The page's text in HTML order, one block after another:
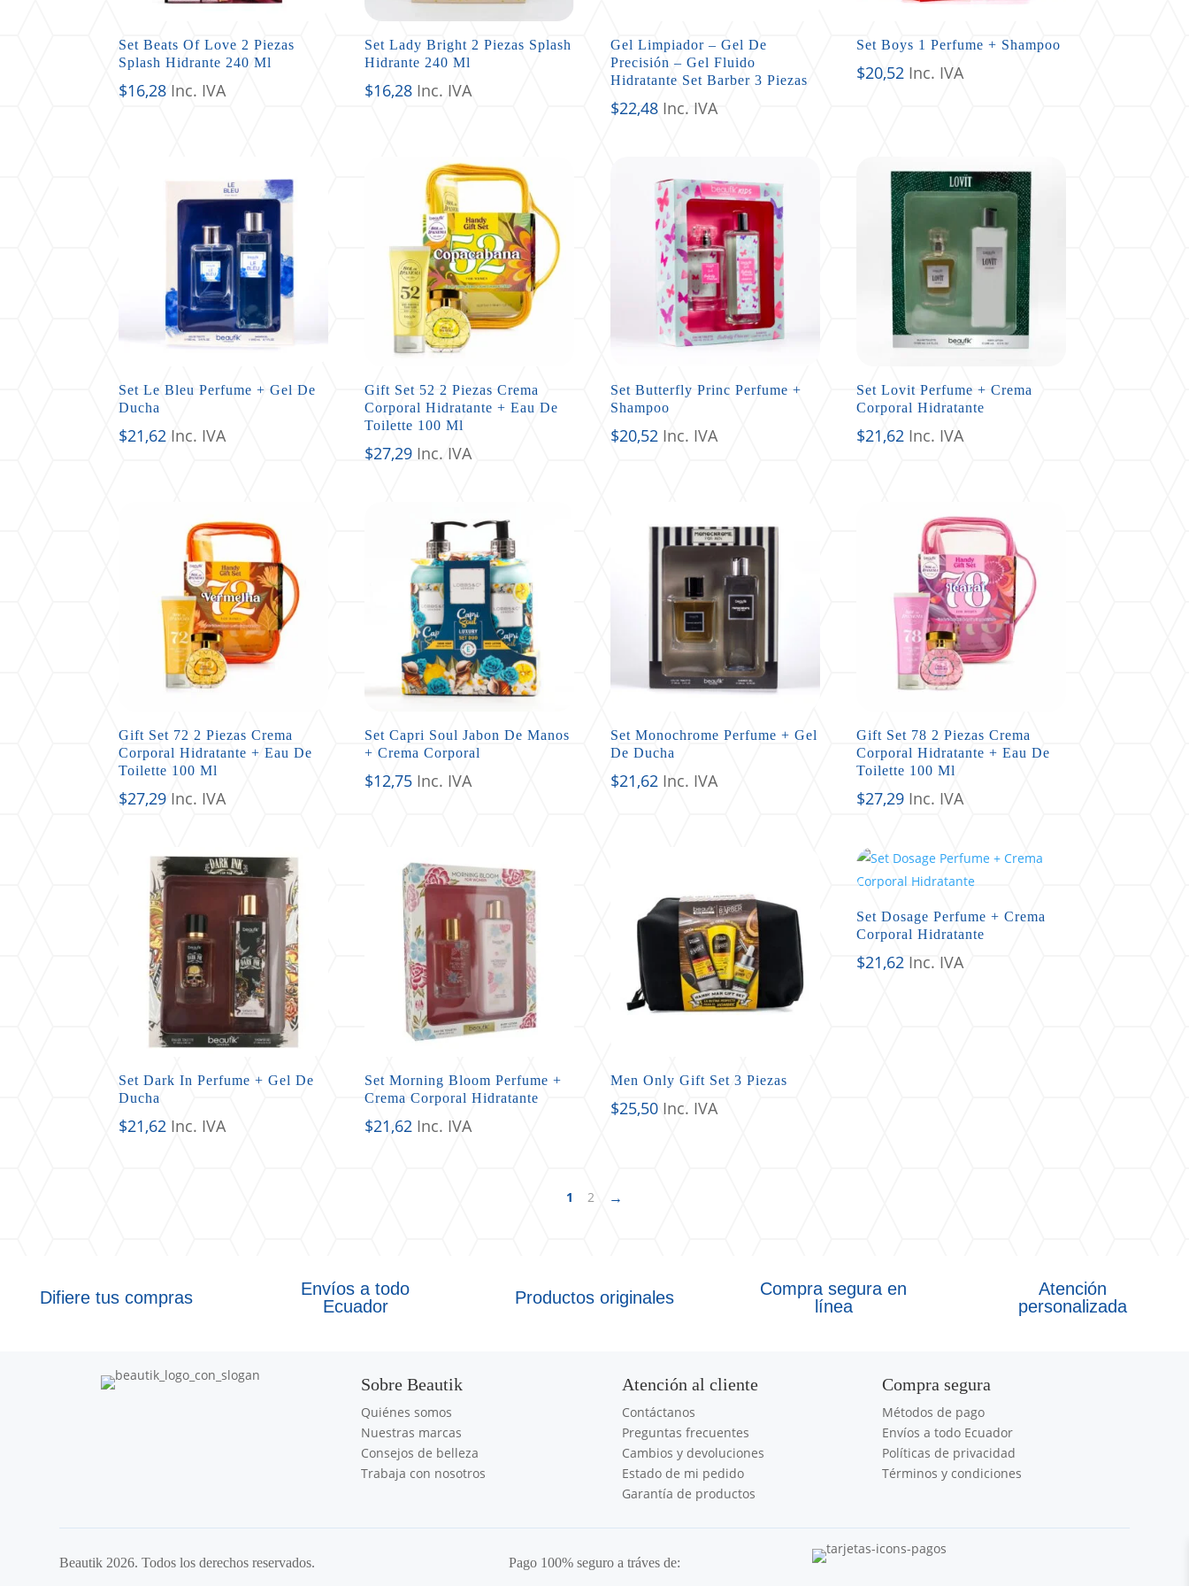
Set Beats Of Love 2 Piezas
Splash Hidrante 240 Ml
$16,28 Inc. IVA
Set Lady Bright 2 Piezas Splash
Hidrante 240 Ml
$16,28 Inc. IVA
Gel Limpiador – Gel De
Precisión – Gel Fluido
Hidratante Set Barber 3 Piezas
$22,48 Inc. IVA
Set Boys 1 Perfume + Shampoo
$20,52 Inc. IVA
Set Le Bleu Perfume + Gel De
Ducha
$21,62 Inc. IVA
Gift Set 52 2 Piezas Crema
Corporal Hidratante + Eau De
Toilette 100 Ml
$27,29 Inc. IVA
Set Butterfly Princ Perfume +
Shampoo
$20,52 Inc. IVA
Set Lovit Perfume + Crema
Corporal Hidratante
$21,62 Inc. IVA
Gift Set 72 2 Piezas Crema
Corporal Hidratante + Eau De
Toilette 100 Ml
$27,29 Inc. IVA
Set Capri Soul Jabon De Manos
+ Crema Corporal
$12,75 Inc. IVA
Set Monochrome Perfume + Gel
De Ducha
$21,62 Inc. IVA
Gift Set 78 2 Piezas Crema
Corporal Hidratante + Eau De
Toilette 100 Ml
$27,29 Inc. IVA
Set Dark In Perfume + Gel De
Ducha
$21,62 Inc. IVA
Set Morning Bloom Perfume +
Crema Corporal Hidratante
$21,62 Inc. IVA
Men Only Gift Set 3 Piezas
$25,50 Inc. IVA
Set Dosage Perfume + Crema
Corporal Hidratante
$21,62 Inc. IVA
1 2 →
Difiere tus compras
Envíos a todo
Ecuador
Productos originales
Compra segura en
línea
Atención
personalizada
Sobre Beautik
Quiénes somos
Nuestras marcas
Consejos de belleza
Trabaja con nosotros
Atención al cliente
Contáctanos
Preguntas frecuentes
Cambios y devoluciones
Estado de mi pedido
Garantía de productos
Compra segura
Métodos de pago
Envíos a todo Ecuador
Políticas de privacidad
Términos y condiciones
Beautik 2026. Todos los derechos reservados. Pago 100% seguro a tráves de: